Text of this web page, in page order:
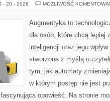
- 20 - 2026 MOŻLIWOŚĆ
Augmentyka to
dla osób, które chcą lepiej
inteligencji oraz jego
stworzona z myślą o
tym, jak automaty
w którym postęp nie jest
opowieść. Na stronie